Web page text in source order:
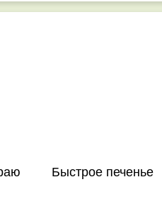
Быстрое печенье